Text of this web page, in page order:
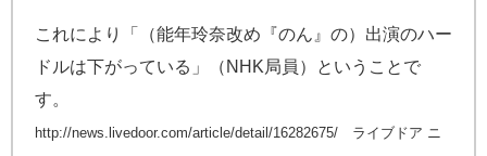
これにより「（能年玲奈改め『のん』の）出演のハー
ドルは下がっている」（NHK局員）ということで
す。
http://news.livedoor.com/article/detail/16282675/ ライブドア ニ